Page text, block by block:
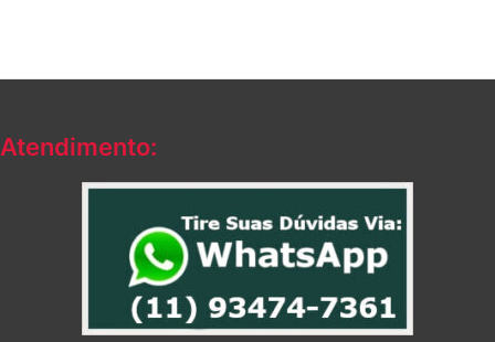
Atendimento: